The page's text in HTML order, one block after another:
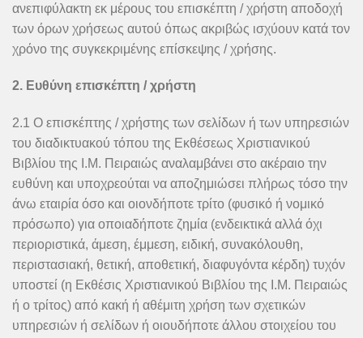
ανεπιφύλακτη εκ μέρους του επισκέπτη / χρήστη αποδοχή
των όρων χρήσεως αυτού όπως ακριβώς ισχύουν κατά τον
χρόνο της συγκεκριμένης επίσκεψης / χρήσης.
2. Ευθύνη επισκέπτη / χρήστη
2.1 Ο επισκέπτης / χρήστης των σελίδων ή των υπηρεσιών
του διαδικτυακού τόπου της Εκθέσεως Χριστιανικού
Βιβλίου της Ι.Μ. Πειραιώς αναλαμβάνει στο ακέραιο την
ευθύνη και υποχρεούται να αποζημιώσει πλήρως τόσο την
άνω εταιρία όσο και οιονδήποτε τρίτο (φυσικό ή νομικό
πρόσωπο) για οποιαδήποτε ζημία (ενδεικτικά αλλά όχι
περιοριστικά, άμεση, έμμεση, ειδική, συνακόλουθη,
περιστασιακή, θετική, αποθετική, διαφυγόντα κέρδη) τυχόν
υποστεί (η Εκθέσις Χριστιανικού Βιβλίου της Ι.Μ. Πειραιώς
ή ο τρίτος) από κακή ή αθέμιτη χρήση των σχετικών
υπηρεσιών ή σελίδων ή οιουδήποτε άλλου στοιχείου του